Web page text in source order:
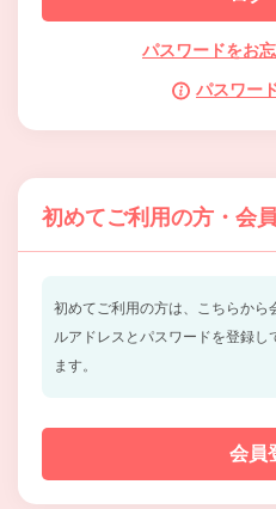
パスワードをお
パスワー
初めてご利用の方・会
初めてご利用の方は、こちらから
ルアドレスとパスワードを登録し
ます。
会員